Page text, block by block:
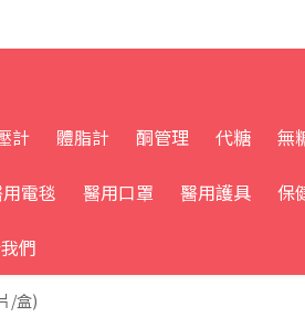
計 體脂計 酮管理 代糖 無
電毯 醫用口罩 醫用護具 保
們
/盒)